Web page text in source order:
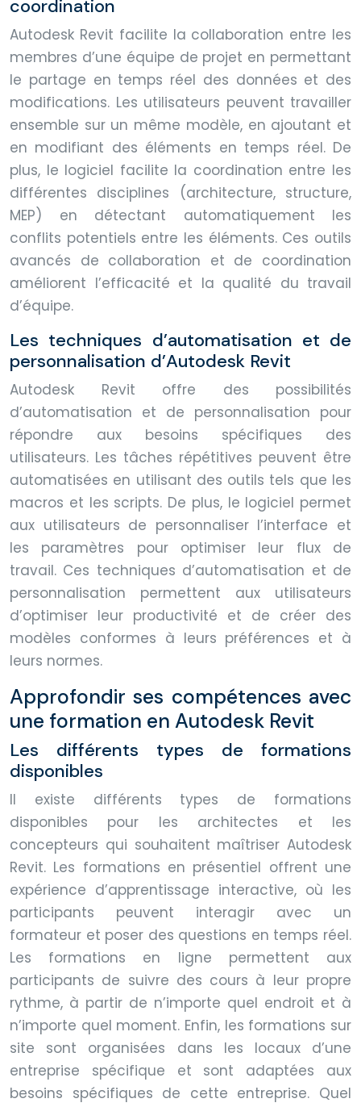
coordination
Autodesk Revit facilite la collaboration entre les
membres d’une équipe de projet en permettant
le partage en temps réel des données et des
modifications. Les utilisateurs peuvent travailler
ensemble sur un même modèle, en ajoutant et
en modifiant des éléments en temps réel. De
plus, le logiciel facilite la coordination entre les
différentes disciplines (architecture, structure,
MEP) en détectant automatiquement les
conflits potentiels entre les éléments. Ces outils
avancés de collaboration et de coordination
améliorent l’efficacité et la qualité du travail
d’équipe.
Les techniques d’automatisation et de
personnalisation d’Autodesk Revit
Autodesk Revit offre des possibilités
d’automatisation et de personnalisation pour
répondre aux besoins spécifiques des
utilisateurs. Les tâches répétitives peuvent être
automatisées en utilisant des outils tels que les
macros et les scripts. De plus, le logiciel permet
aux utilisateurs de personnaliser l’interface et
les paramètres pour optimiser leur flux de
travail. Ces techniques d’automatisation et de
personnalisation permettent aux utilisateurs
d’optimiser leur productivité et de créer des
modèles conformes à leurs préférences et à
leurs normes.
Approfondir ses compétences avec
une formation en Autodesk Revit
Les différents types de formations
disponibles
Il existe différents types de formations
disponibles pour les architectes et les
concepteurs qui souhaitent maîtriser Autodesk
Revit. Les formations en présentiel offrent une
expérience d’apprentissage interactive, où les
participants peuvent interagir avec un
formateur et poser des questions en temps réel.
Les formations en ligne permettent aux
participants de suivre des cours à leur propre
rythme, à partir de n’importe quel endroit et à
n’importe quel moment. Enfin, les formations sur
site sont organisées dans les locaux d’une
entreprise spécifique et sont adaptées aux
besoins spécifiques de cette entreprise. Quel